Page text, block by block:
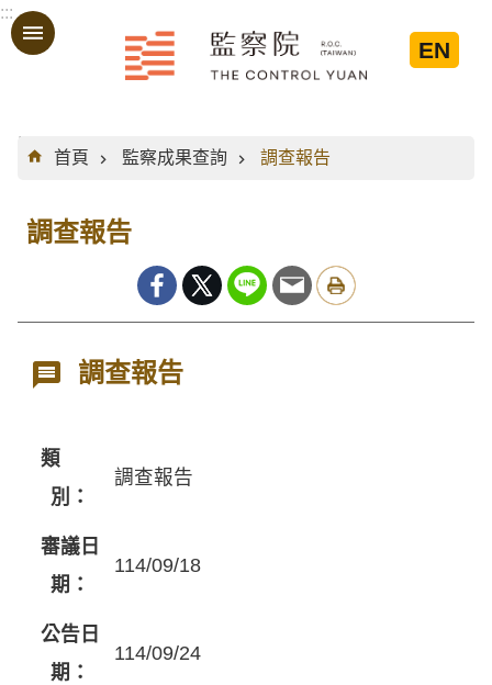
跳到主要內容區塊
:::
EN
:::
首頁
監察成果查詢 調查報告
調查報告
調查報告
類
別：
調查報告
審議日
期：
114/09/18
公告日
期：
114/09/24